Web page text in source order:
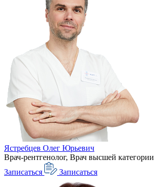
Ястребцев Олег Юрьевич
Врач-рентгенолог, Врач высшей категории
Записаться
Записаться